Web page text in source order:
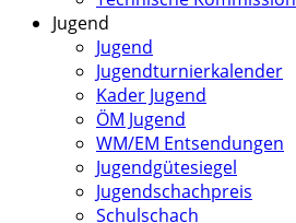
Jugend
Jugend
Jugendturnierkalender
Kader Jugend
ÖM Jugend
WM/EM Entsendungen
Jugendgütesiegel
Jugendschachpreis
Schulschach